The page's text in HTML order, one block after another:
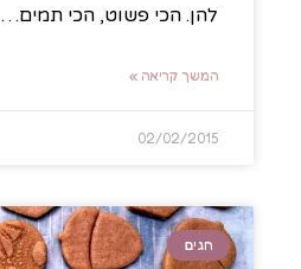
להן. הכי פשוט, הכי תמים…
המשך קריאה »
02/02/2015
חגים